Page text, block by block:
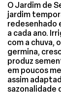
O Jardim de
jardim
redesenhado
a cada ano.
com a chuva,
germina,
produz
em poucos
assim
sazonalidade